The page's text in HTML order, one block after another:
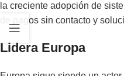
la creciente adopción de
de pagos sin contacto y
Lidera Europa